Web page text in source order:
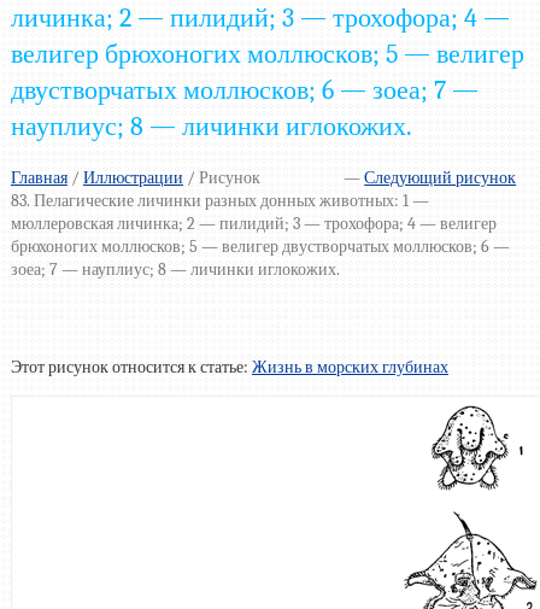
личинка; 2 — пилидий; 3 — трохофора; 4 —
велигер брюхоногих моллюсков; 5 — велигер
двустворчатых моллюсков; 6 — зоеа; 7 —
науплиус; 8 — личинки иглокожих.
Главная/ —Следующий рисунок
Иллюстрации/ Рисунок
83. Пелагические личинки разных донных животных: 1 —
мюллеровская личинка; 2 — пилидий; 3 — трохофора; 4 — велигер
брюхоногих моллюсков; 5 — велигер двустворчатых моллюсков; 6 —
зоеа; 7 — науплиус; 8 — личинки иглокожих.
Этот рисунок относится к статье: Жизнь в морских глубинах